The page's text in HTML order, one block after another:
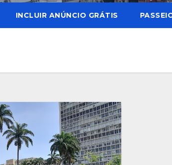
INCLUIR ANÚNCIO GRÁTIS